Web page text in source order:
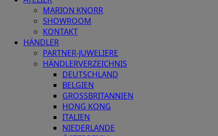
MARION KNORR
SHOWROOM
KONTAKT
HÄNDLER
PARTNER-JUWELIERE
HÄNDLERVERZEICHNIS
DEUTSCHLAND
BELGIEN
GROSSBRITANNIEN
HONG KONG
ITALIEN
NIEDERLANDE